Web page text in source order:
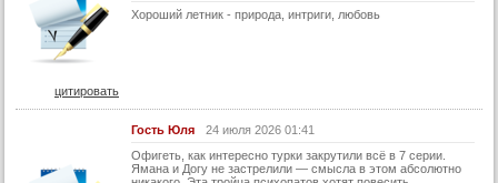
Хороший летник - природа, интриги, любовь
цитировать
Гость Юля
24 июля 2026 01:41
Офигеть, как интересно турки закрутили всё в 7 серии.
Ямана и Догу не застрелили — смысла в этом абсолютно